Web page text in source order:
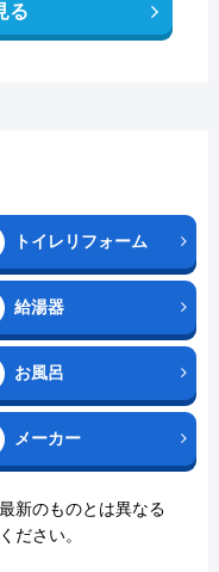
る
トイレリフォーム
給湯器
お風呂
メーカー
新のものとは異なる
ださい。